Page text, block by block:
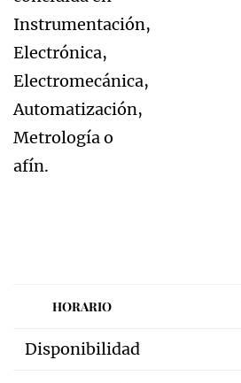
Instrumentación,
Electrónica,
Electromecánica,
Automatización,
Metrología o
afín.
HORARIO
Disponibilidad